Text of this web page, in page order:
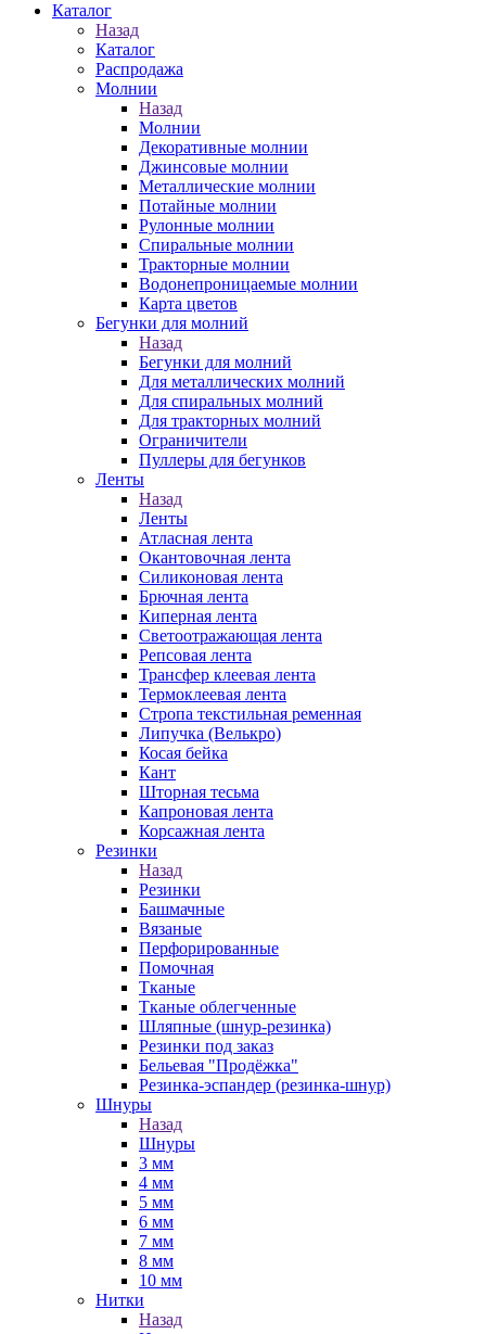
Каталог
Назад
Каталог
Распродажа
Молнии
Назад
Молнии
Декоративные молнии
Джинсовые молнии
Металлические молнии
Потайные молнии
Рулонные молнии
Спиральные молнии
Тракторные молнии
Водонепроницаемые молнии
Карта цветов
Бегунки для молний
Назад
Бегунки для молний
Для металлических молний
Для спиральных молний
Для тракторных молний
Ограничители
Пуллеры для бегунков
Ленты
Назад
Ленты
Атласная лента
Окантовочная лента
Силиконовая лента
Брючная лента
Киперная лента
Светоотражающая лента
Репсовая лента
Трансфер клеевая лента
Термоклеевая лента
Стропа текстильная ременная
Липучка (Велькро)
Косая бейка
Кант
Шторная тесьма
Капроновая лента
Корсажная лента
Резинки
Назад
Резинки
Башмачные
Вязаные
Перфорированные
Помочная
Тканые
Тканые облегченные
Шляпные (шнур-резинка)
Резинки под заказ
Бельевая "Продёжка"
Резинка-эспандер (резинка-шнур)
Шнуры
Назад
Шнуры
3 мм
4 мм
5 мм
6 мм
7 мм
8 мм
10 мм
Нитки
Назад